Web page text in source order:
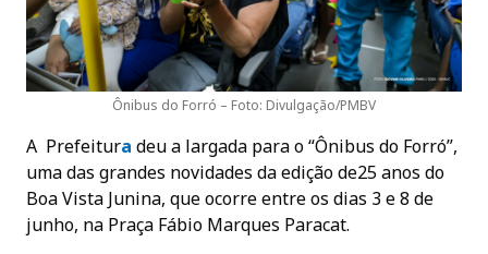
Ônibus do Forró – Foto: Divulgação/PMBV
A Prefeitura deu a largada para o “Ônibus do Forró”,
uma das grandes novidades da edição de25 anos do
Boa Vista Junina, que ocorre entre os dias 3 e 8 de
junho, na Praça Fábio Marques Paracat.